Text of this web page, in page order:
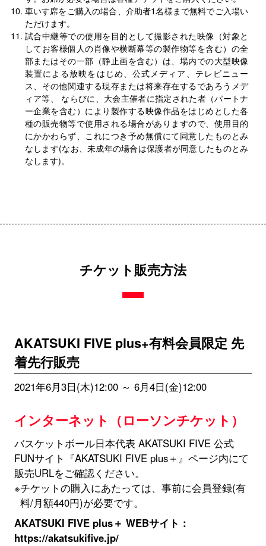
車いす席をご購入の場合、介助者1名様まで無料でご入場い
ただけます。
試合中継等での使用を目的として撮影された映像（対象と
してお客様個人の肖像や横断幕等の製作物等を含む）の全
部またはその一部（静止画を含む）は、場内での大型映像
装置による放映をはじめ、公式メディア、テレビニュー
ス、その他関連する現存または将来存在するであろうメデ
ィア等、 ならびに、大会主催者に指定された者（パートナ
ー企業を含む）により製作する映像作品をはじめとした各
種の販売物等で使用される場合がありますので、使用目的
にかかわらず、これにつき予め無償にて同意したものとみ
なします(なお、未成年の場合は保護者が同意したものとみ
なします)。
チケット販売方法
AKATSUKI FIVE plus+有料会員限定 先
着先行販売
2021年6月3日(木)12:00 ～ 6月4日(金)12:00
インターネット（ローソンチケット）
バスケットボール日本代表 AKATSUKI FIVE 公式
FUNサイト『AKATSUKI FIVE plus＋』ページ内にて
販売URLをご確認ください。
※チケットの購入にあたっては、事前に会員登録(有
料/月額440円)が必要です。
AKATSUKI FIVE plus＋ WEBサイト：
https://akatsukifive.jp/